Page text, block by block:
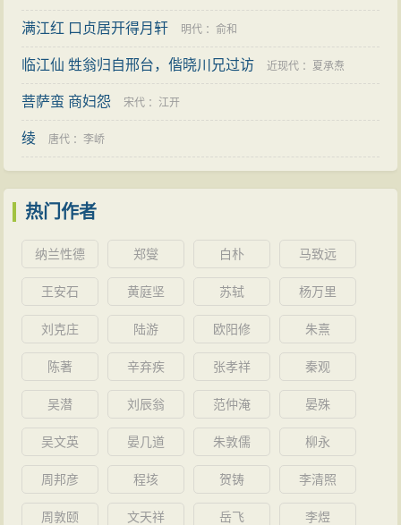
满江红 口贞居开得月轩 明代 ：俞和
临江仙 甡翁归自邢台，偕晓川兄过访 近现代 ： 夏承焘
菩萨蛮 商妇怨 宋代 ： 江开
绫 唐代 ：李峤
热门作者
纳兰性德 郑燮 白朴 马致远
王安石 黄庭坚 苏轼 杨万里
刘克庄 陆游 欧阳修 朱熹
陈著 辛弃疾 张孝祥 秦观
吴潜 刘辰翁 范仲淹 晏殊
吴文英 晏几道 朱敦儒 柳永
周邦彦 程垓 贺铸 李清照
周敦颐 文天祥 岳飞 李煜